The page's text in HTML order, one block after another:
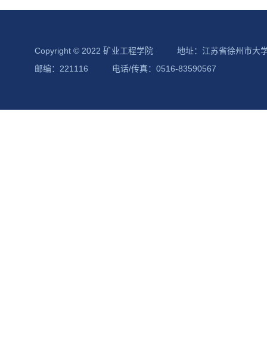
Copyright © 2022 矿业工程学院
地址：江苏省徐州市大
邮编：221116
电话/传真：0516-83590567